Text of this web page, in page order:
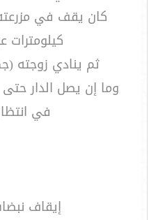
كان يقف في
كيلومترات
ثم ينادي زوجته
وما إن يصل الدار
في
إيقاف